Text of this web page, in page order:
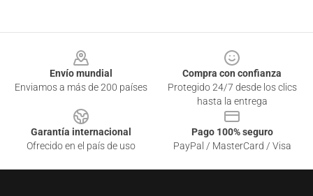
Envío mundial
Enviamos a más de 200 países
Compra con confianza
Protegido 24/7 desde los clics
hasta la entrega
Garantía internacional
Ofrecido en el país de uso
Pago 100% seguro
PayPal / MasterCard / Visa